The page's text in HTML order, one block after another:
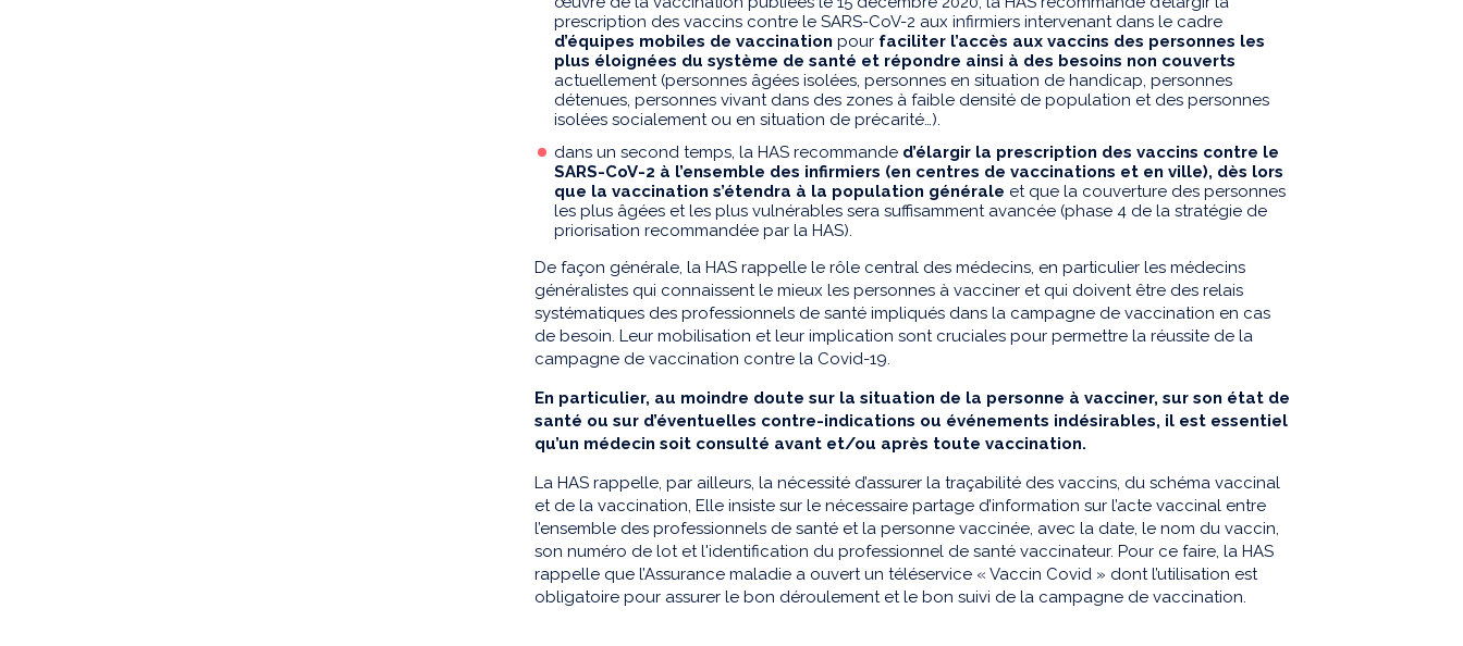
prescription des vaccins contre le SARS-CoV-2 aux infirmiers intervenant dans le cadre
d’équipes mobiles de vaccination pour faciliter l’accès aux vaccins des personnes les
plus éloignées du système de santé et répondre ainsi à des besoins non couverts
actuellement (personnes âgées isolées, personnes en situation de handicap, personnes
détenues, personnes vivant dans des zones à faible densité de population et des personnes
isolées socialement ou en situation de précarité…).
dans un second temps, la HAS recommande d’élargir la prescription des vaccins contre le
SARS-CoV-2 à l’ensemble des infirmiers (en centres de vaccinations et en ville), dès lors
que la vaccination s’étendra à la population générale et que la couverture des personnes
les plus âgées et les plus vulnérables sera suffisamment avancée (phase 4 de la stratégie de
priorisation recommandée par la HAS).
De façon générale, la HAS rappelle le rôle central des médecins, en particulier les médecins
généralistes qui connaissent le mieux les personnes à vacciner et qui doivent être des relais
systématiques des professionnels de santé impliqués dans la campagne de vaccination en cas
de besoin. Leur mobilisation et leur implication sont cruciales pour permettre la réussite de la
campagne de vaccination contre la Covid-19.
En particulier, au moindre doute sur la situation de la personne à vacciner, sur son état de
santé ou sur d’éventuelles contre-indications ou événements indésirables, il est essentiel
qu’un médecin soit consulté avant et/ou après toute vaccination.
La HAS rappelle, par ailleurs, la nécessité d’assurer la traçabilité des vaccins, du schéma vaccinal
et de la vaccination, Elle insiste sur le nécessaire partage d’information sur l’acte vaccinal entre
l’ensemble des professionnels de santé et la personne vaccinée, avec la date, le nom du vaccin,
son numéro de lot et l'identification du professionnel de santé vaccinateur. Pour ce faire, la HAS
rappelle que l’Assurance maladie a ouvert un téléservice « Vaccin Covid » dont l’utilisation est
obligatoire pour assurer le bon déroulement et le bon suivi de la campagne de vaccination.